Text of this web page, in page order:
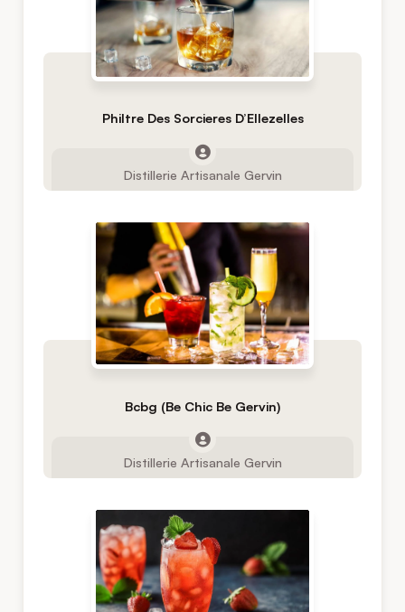
Philtre Des Sorcieres D’Ellezelles
Distillerie Artisanale Gervin
Bcbg (Be Chic Be Gervin)
Distillerie Artisanale Gervin